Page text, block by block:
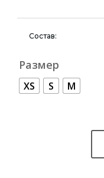
Состав:
Размер
XS S M